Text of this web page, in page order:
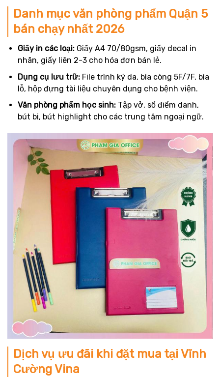
Danh mục văn phòng phẩm Quận 5
bán chạy nhất 2026
Giấy in các loại:Giấy A4 70/80gsm, giấy decal in
nhãn, giấy liên 2-3 cho hóa đơn bán lẻ.
Dụng cụ lưu trữ:File trình ký da, bìa còng 5F/7F, bìa
lỗ, hộp đựng tài liệu chuyên dụng cho bệnh viện.
Văn phòng phẩm học sinh:Tập vở, sổ điểm danh,
bút bi, bút highlight cho các trung tâm ngoại ngữ.
Dịch vụ ưu đãi khi đặt mua tại Vĩnh
Cường Vina